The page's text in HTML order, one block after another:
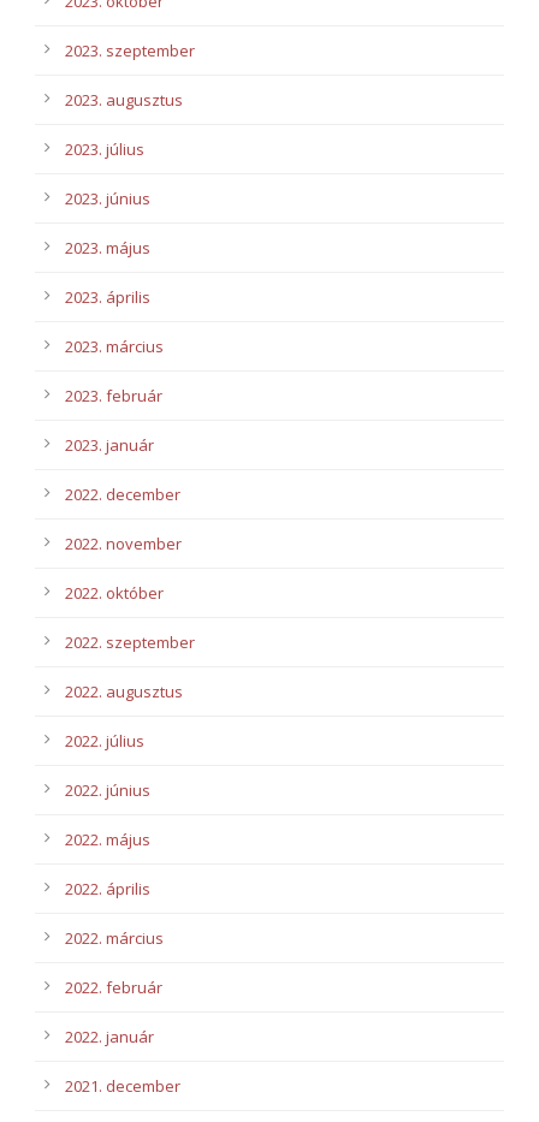
2023. szeptember
2023. augusztus
2023. július
2023. június
2023. május
2023. április
2023. március
2023. február
2023. január
2022. december
2022. november
2022. október
2022. szeptember
2022. augusztus
2022. július
2022. június
2022. május
2022. április
2022. március
2022. február
2022. január
2021. december